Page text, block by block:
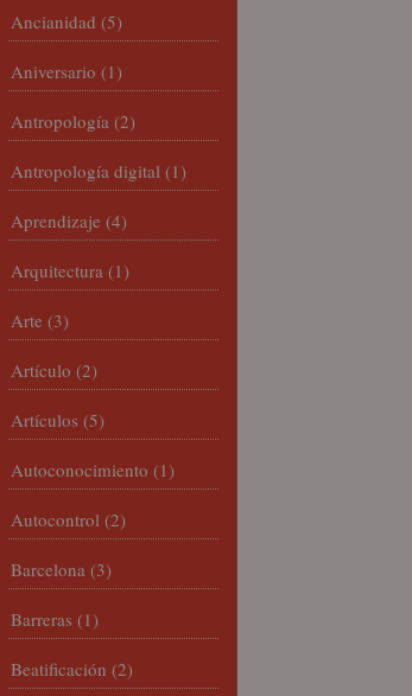
Ancianidad (5)
Aniversario (1)
Antropología (2)
Antropología digital (1)
Aprendizaje (4)
Arquitectura (1)
Arte (3)
Artículo (2)
Artículos (5)
Autoconocimiento (1)
Autocontrol (2)
Barcelona (3)
Barreras (1)
Beatificación (2)